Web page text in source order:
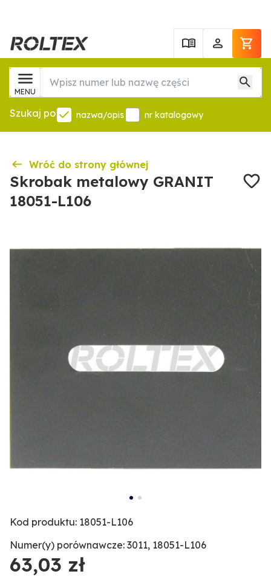
MENU
Szukaj po nazwa/opis nr katalogowy
Wróć do strony głównej
Skrobak metalowy GRANIT
18051-L106
Kod produktu: 18051-L106
Numer(y) porównawcze: 3011, 18051-L106
63,03 zł